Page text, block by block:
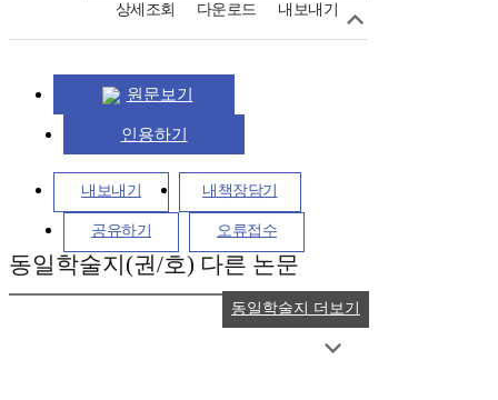
상세조회 다운로드 내보내기
원문보기
인용하기
내보내기 내책장담기
공유하기 오류접수
동일학술지(권/호) 다른 논문
동일학술지 더보기